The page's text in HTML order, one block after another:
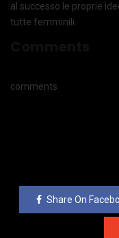
al successo le proprie
tutte femminili.
comments
Share On